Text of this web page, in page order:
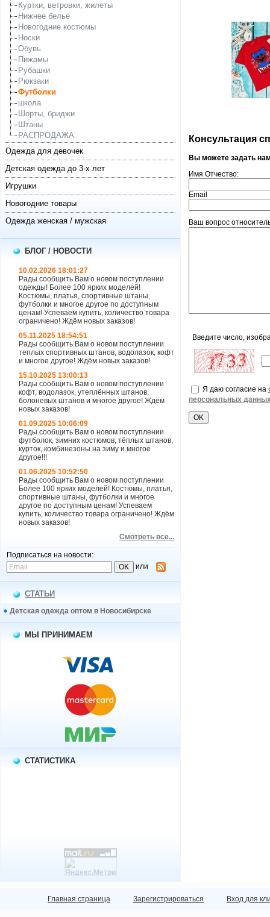
Куртки, ветровки, жилеты
Нижнее белье
Новогодние костюмы
Носки
Обувь
Пижамы
Рубашки
Рюкзаки
Футболки
школа
Шорты, бриджи
Штаны
РАСПРОДАЖА
Одежда для девочек
Детская одежда до 3-х лет
Игрушки
Новогодние товары
Одежда женская / мужская
БЛОГ / НОВОСТИ
10.02.2026 18:01:27
Рады сообщить Вам о новом поступлении
одежды! Более 100 ярких моделей!
Костюмы, платья, спортивные штаны,
футболки и многое другое по доступным
ценам! Успеваем купить, количество товара
ограничено! Ждём новых заказов!
05.11.2025 18:54:51
Рады сообщить Вам о новом поступлении
теплых спортивных штанов, водолазок, кофт
и многое другое! Ждём новых заказов!
15.10.2025 13:00:13
Рады сообщить Вам о новом поступлении
кофт, водолазок, утеплённых штанов,
болоневых штанов и многое другое! Ждём
новых заказов!
01.09.2025 10:06:09
Рады сообщить Вам о новом поступлении
футболок, зимних костюмов, тёплых штанов,
курток, комбинезоны на зиму и многое
другое!!!
01.06.2025 10:52:50
Рады сообщить Вам о новом поступлении
Более 100 ярких моделей! Костюмы, платья,
спортивные штаны, футболки и многое
другое по доступным ценам! Успеваем
купить, количество товара ограничено! Ждём
новых заказов!
Смотреть все...
Подписаться на новости:
или
СТАТЬИ
Детская одежда оптом в Новосибирске
МЫ ПРИНИМАЕМ
СТАТИСТИКА
Консультация
Вы можете задать
Имя Отчество:
Email
Ваш вопрос
Введите число,
Я даю согласие на
персональных
Главная страница Зарегистрироваться Вход для